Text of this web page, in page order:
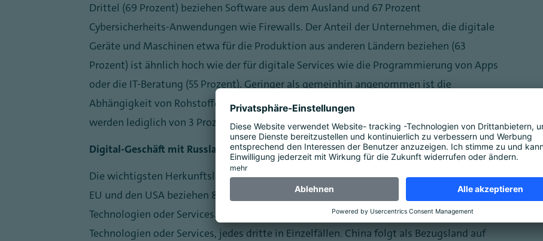
Drittel (69 Prozent) beziehen Software aus dem Ausland und 67 Prozent
Cybersicherheits-Anwendungen wie Firewalls. Der Anteil der Unternehmen, die digitale
Geräte und Maschinen etwa für die Produktion aus anderen Ländern beziehen (63
Prozent) ist ähnlich hoch wie der für digitale Services wie die Programmierung von Apps
oder die IT-Beratung (55 Prozent). Geringer als gemeinhin angenommen ist die
Abhängigkeit von Rohstoffen für IT-Hardware, etwa Metalle oder Seltene Erden. Sie
werden lediglich von 3 Prozent der Unternehmen eingeführt.
Digital-Geschäft mit Russland komplett zum Erliegen gekommen
Die wichtigsten Herkunftsländer und -regionen sind die EU, die USA und China. Aus der
EU und den USA beziehen 84 bzw. 83 Prozent der Unternehmen ihre digitalen
Technologien oder Services. Jeweils die Hälfte importiert von dort sogar häufig digitale
Technologien oder Services, jedes dritte in Einzelfällen. China folgt als Bezugsland auf